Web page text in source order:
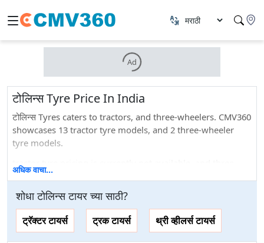
Ad
टोलिन्स Tyre Price In India
टोलिन्स Tyres caters to tractors, and three-wheelers. CMV360
showcases 13 tractor tyre models, and 2 three-wheeler
tyre models.
tractor tyre pricing is currently not available, and three-
wheeler tyre pricing is currently not available.
If we talk about the different sizes that they offer: 0 tractor
tyre sizes, and 0 three-wheeler tyre sizes.
टोलिन्स tyre offers 5 years of warranty.
अधिक वाचा...
शोधा टोलिन्सटायर च्या साठी?
ट्रॅक्टर टायर्स ट्रक टायर्स थ्री व्हीलर्स टायर्स